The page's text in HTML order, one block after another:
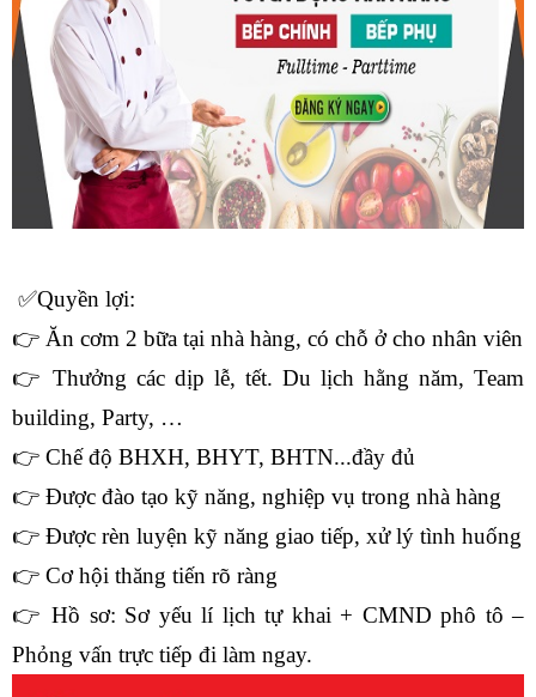
✅Quyền lợi:
👉 Ăn cơm 2 bữa tại nhà hàng, có chỗ ở cho nhân viên
👉 Thưởng các dịp lễ, tết. Du lịch hằng năm, Team
building, Party, …
👉 Chế độ BHXH, BHYT, BHTN...đầy đủ
👉 Được đào tạo kỹ năng, nghiệp vụ trong nhà hàng
👉 Được rèn luyện kỹ năng giao tiếp, xử lý tình huống
👉 Cơ hội thăng tiến rõ ràng
👉 Hồ sơ: Sơ yếu lí lịch tự khai + CMND phô tô –
Phỏng vấn trực tiếp đi làm ngay.